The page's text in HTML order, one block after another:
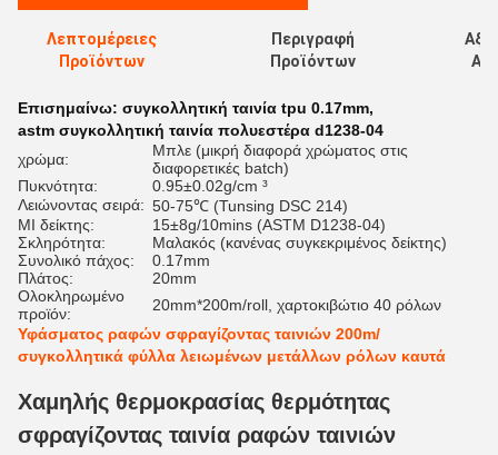
Λεπτομέρειες
Προϊόντων
Περιγραφή
Προϊόντων
Επισημαίνω: συγκολλητική ταινία tpu 0.17mm,
astm συγκολλητική ταινία πολυεστέρα d1238-04
χρώμα:
Μπλε (μικρή διαφορά χρώματος στις
διαφορετικές batch)
Πυκνότητα:
0.95±0.02g/cm ³
Λειώνοντας σειρά: 50-75℃ (Tunsing DSC 214)
MI δείκτης:
15±8g/10mins (ASTM D1238-04)
Σκληρότητα:
Μαλακός (κανένας συγκεκριμένος δείκτης)
Συνολικό πάχος:
0.17mm
Πλάτος:
20mm
Ολοκληρωμένο
προϊόν:
20mm*200m/roll, χαρτοκιβώτιο 40 ρόλων
Υφάσματος ραφών σφραγίζοντας ταινιών 200m/
συγκολλητικά φύλλα λειωμένων μετάλλων ρόλων καυτά
Χαμηλής θερμοκρασίας θερμότητας
σφραγίζοντας ταινία ραφών ταινιών